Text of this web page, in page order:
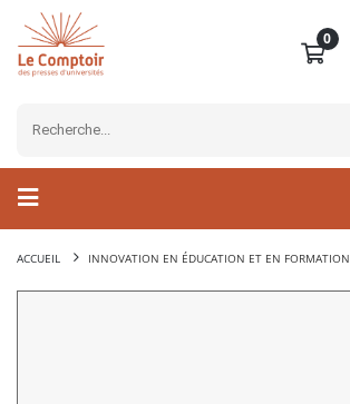
0
ACCUEIL INNOVATION EN ÉDUCATION ET EN FORMATION